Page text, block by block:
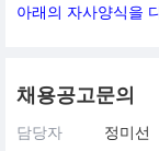
아래의 자사양식을
채용공고문의
담당자 정미선